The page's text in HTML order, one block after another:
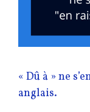
« Dû à » ne
anglais.